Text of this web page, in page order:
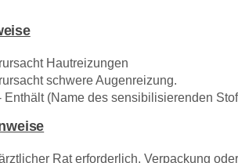
Hautreizungen
schwere Augenreizung.
Enthält (Name des sensibilisierenden
Rat erforderlich, Verpackung